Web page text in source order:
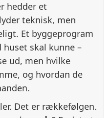
hedder et
teknisk, men
Et byggeprogram
huset skal kunne –
ud, men hvilke
og hvordan de
Det er rækkefølgen.